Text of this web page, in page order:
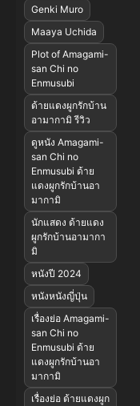
Genki Muro
Maaya Uchida
Plot of Amagami-
san Chi no
Enmusubi
ด้ายแดงผูกรักบ้าน
อามากามิ รีวิว
ดูหนัง Amagami-
san Chi no
Enmusubi ด้าย
แดงผูกรักบ้านอา
มากามิ
นักแสดง ด้ายแดง
ผูกรักบ้านอามากา
มิ
หนังปี 2024
หนังหนังญี่ปุ่น
เรื่องย่อ Amagami-
san Chi no
Enmusubi ด้าย
แดงผูกรักบ้านอา
มากามิ
เรื่องย่อ ด้ายแดงผูก